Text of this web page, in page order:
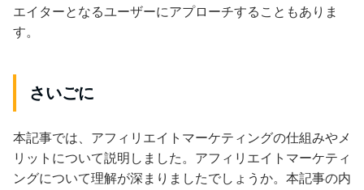
エイターとなるユーザーにアプローチすることもありま
す。
さいごに
本記事では、アフィリエイトマーケティングの仕組みやメ
リットについて説明しました。アフィリエイトマーケティ
ングについて理解が深まりましたでしょうか。本記事の内